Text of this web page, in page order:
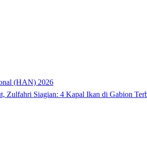
(HAN) 2026
Zulfahri Siagian: 4 Kapal Ikan di Gabion